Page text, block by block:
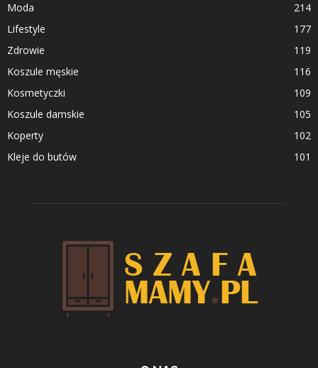
Moda
214
Lifestyle
177
Zdrowie
119
Koszule męskie
116
Kosmetyczki
109
Koszule damskie
105
Koperty
102
Kleje do butów
101